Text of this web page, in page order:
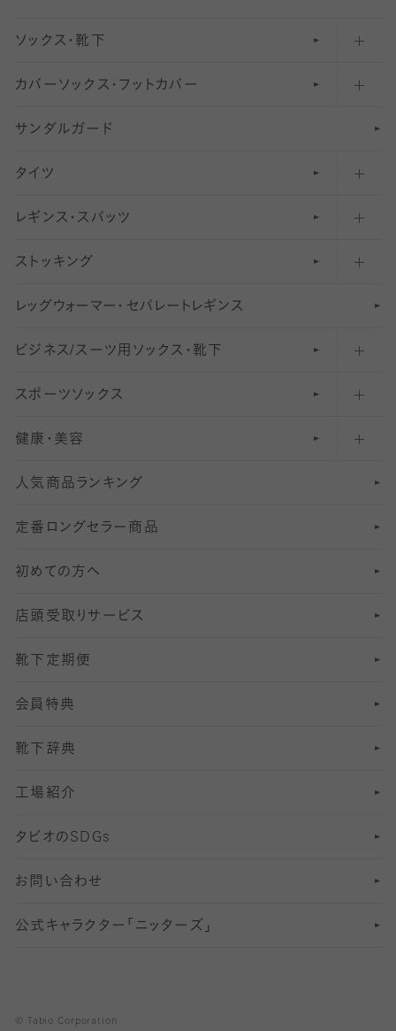
ソックス・靴下
五本指ソックス・靴下
足袋ソックス・靴下
無地・プレーンソックス・靴下
柄ソックス・靴下
スニーカー（くるぶし）用ソックス
アンクル・ショートソックス（くるぶし上）
クルーソックス（ふくらはぎ下）
ハイソックス
オーバーニー・ニーハイソックス
カバーソックス・フットカバー
フットカバー・カバーソックス（深め）
フットカバー・カバーソックス（ふつう）
フットカバー・カバーソックス（浅め）
サンダルガード
タイツ
30デニール以下のタイツ（薄手タイツ）
31〜40デニールタイツ
41〜60デニールタイツ
61〜80デニールタイツ
81 〜110デニールタイツ
111〜210デニールタイツ
211デニールタイツ以上（防寒・厚手タイツ）
レギンス・スパッツ
柄レギンス
無地レギンス
レギンスパンツ（レギパン）
マタニティレギンス
5 分丈
6 分丈レギンス
7 分丈 レギンス
8分丈 レギンス
10分丈 レギンス
12分丈レギンス
13分丈レギンス
ストッキング
伝線しにくいストッキング
ショートストッキング
結婚式用ストッキング
美脚ストッキング
オールスルーストッキング
レッ グ ウォー マー ・ セパレー ト レ ギンス
ビジネス/スーツ用 ソックス・靴下
匠シリーズ
フレッシャーズ向けソックス・靴下
冠婚葬祭向けソックス・靴下
スーツカジュアルソックス・靴下
ロングホーズ
スポーツソックス
ランニングソックス・靴下
ゴルフソックス・靴下
サッカー・フットサル用ソックス
ヨガソックス・靴下
スポーツ用レッグウォーマー
SSサイズ（21～23cm）
Sサイズ（22～25cm）
Mサイズ（25～27cm）
Lサイズ（27～29cm）
健康・美容
インナーソックス
加圧・着圧ソックス
冷えとり靴下
着圧・加圧タイツ
むくみ対策
足の疲れ対策
足の臭い対策
冷え対策
靴ずれ対策
快適な睡眠対策
人気商品ランキング
定番ロングセラー商品
初めての方へ
店頭受取りサービス
靴下定期便
会員特典
靴下辞典
工場紹介
タビオのSDGs
お問い合わせ
公式キャラクター「ニッターズ」
© Tabio Corporation